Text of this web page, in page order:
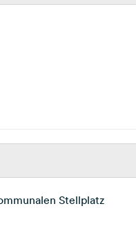
Stellplatz